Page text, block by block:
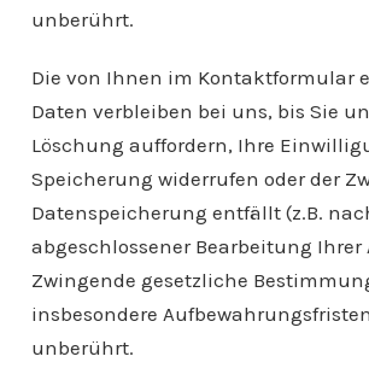
unberührt.
Die von Ihnen im Kontaktformular
Daten verbleiben bei uns, bis Sie
Löschung auffordern, Ihre
Speicherung widerrufen oder der
Datenspeicherung entfällt (z.B.
abgeschlossener Bearbeitung Ihrer
Zwingende gesetzliche
insbesondere
unberührt.